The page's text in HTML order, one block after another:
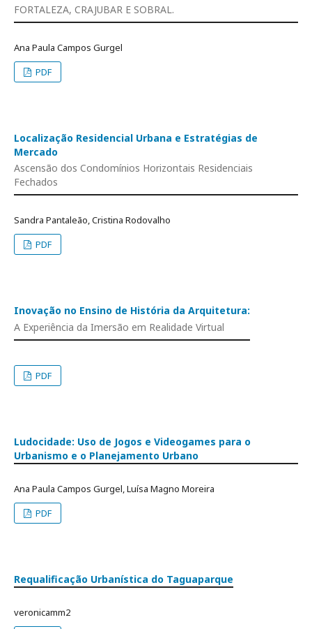
FORTALEZA, CRAJUBAR E SOBRAL.
Ana Paula Campos Gurgel
PDF
Localização Residencial Urbana e Estratégias de
Mercado
Ascensão dos Condomínios Horizontais Residenciais
Fechados
Sandra Pantaleão, Cristina Rodovalho
PDF
Inovação no Ensino de História da Arquitetura:
A Experiência da Imersão em Realidade Virtual
PDF
Ludocidade: Uso de Jogos e Videogames para o
Urbanismo e o Planejamento Urbano
Ana Paula Campos Gurgel, Luísa Magno Moreira
PDF
Requalificação Urbanística do Taguaparque
veronicamm2